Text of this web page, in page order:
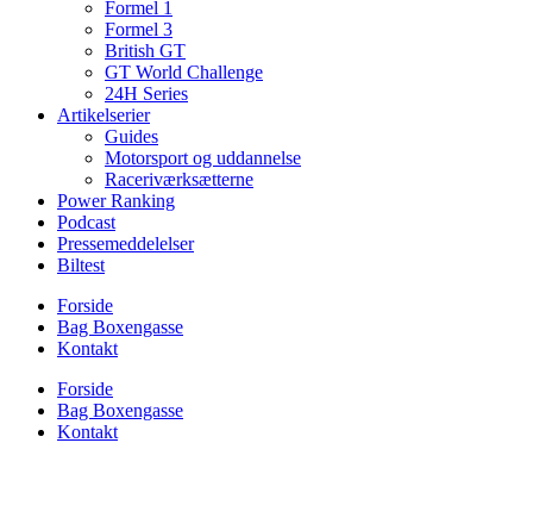
Formel 1
Formel 3
British GT
GT World Challenge
24H Series
Artikelserier
Guides
Motorsport og uddannelse
Raceriværksætterne
Power Ranking
Podcast
Pressemeddelelser
Biltest
Forside
Bag Boxengasse
Kontakt
Forside
Bag Boxengasse
Kontakt